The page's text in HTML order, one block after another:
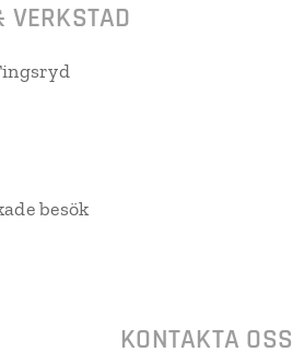
VERKSTAD
besök
KONTAKTA OSS